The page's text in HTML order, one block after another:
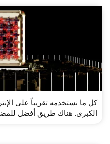
كل ما نستخدمه تقريباً على
الكبرى. هناك طريق أفضل